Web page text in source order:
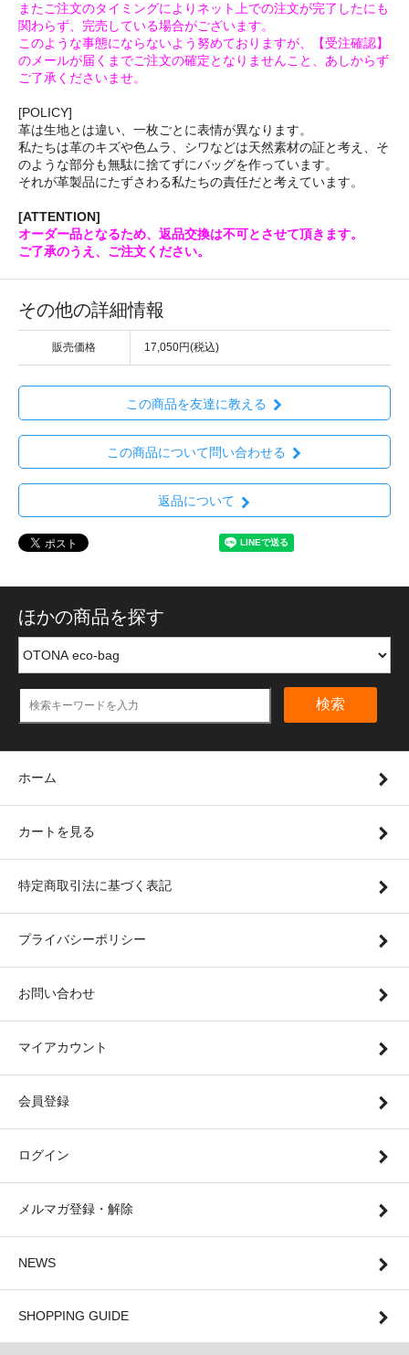
またご注文のタイミングによりネット上での注文が完了したにも
関わらず、完売している場合がございます。
このような事態にならないよう努めておりますが、【受注確認】
のメールが届くまでご注文の確定となりませんこと、あしからず
ご了承くださいませ。
[POLICY]
革は生地とは違い、一枚ごとに表情が異なります。
私たちは革のキズや色ムラ、シワなどは天然素材の証と考え、そ
のような部分も無駄に捨てずにバッグを作っています。
それが革製品にたずさわる私たちの責任だと考えています。
[ATTENTION]
オーダー品となるため、返品交換は不可とさせて頂きます。
ご了承のうえ、ご注文ください。
その他の詳細情報
販売価格 17,050円(税込)
この商品を友達に教える
この商品について問い合わせる
返品について
ほかの商品を探す
検索
ホーム
カートを見る
特定商取引法に基づく表記
プライバシーポリシー
お問い合わせ
マイアカウント
会員登録
ログイン
メルマガ登録・解除
NEWS
SHOPPING GUIDE